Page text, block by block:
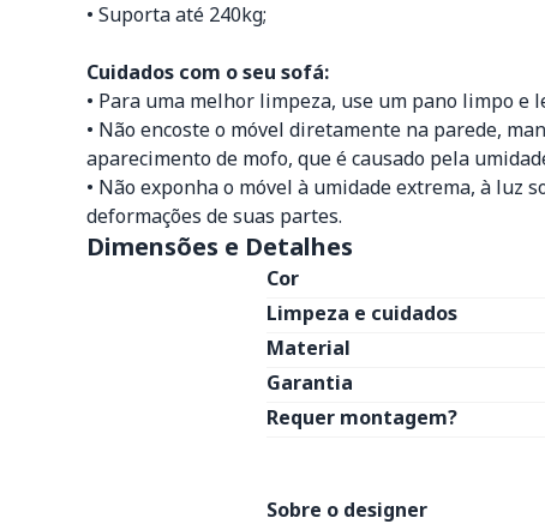
• Suporta até 240kg;
Cuidados com o seu sofá:
• Para uma melhor limpeza, use um pano limpo e
• Não encoste o móvel diretamente na parede,
aparecimento de mofo, que é causado pela
• Não exponha o móvel à umidade extrema, à luz
deformações de suas partes.
Dimensões e Detalhes
Cor
Limpeza e cuidados
Material
Garantia
Requer montagem?
Sobre o designer